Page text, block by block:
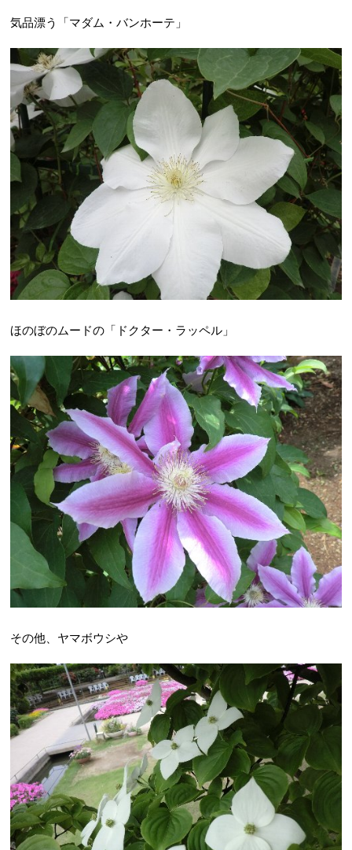
気品漂う「マダム・バンホーテ」
ほのぼのムードの「ドクター・ラッペル」
その他、ヤマボウシや